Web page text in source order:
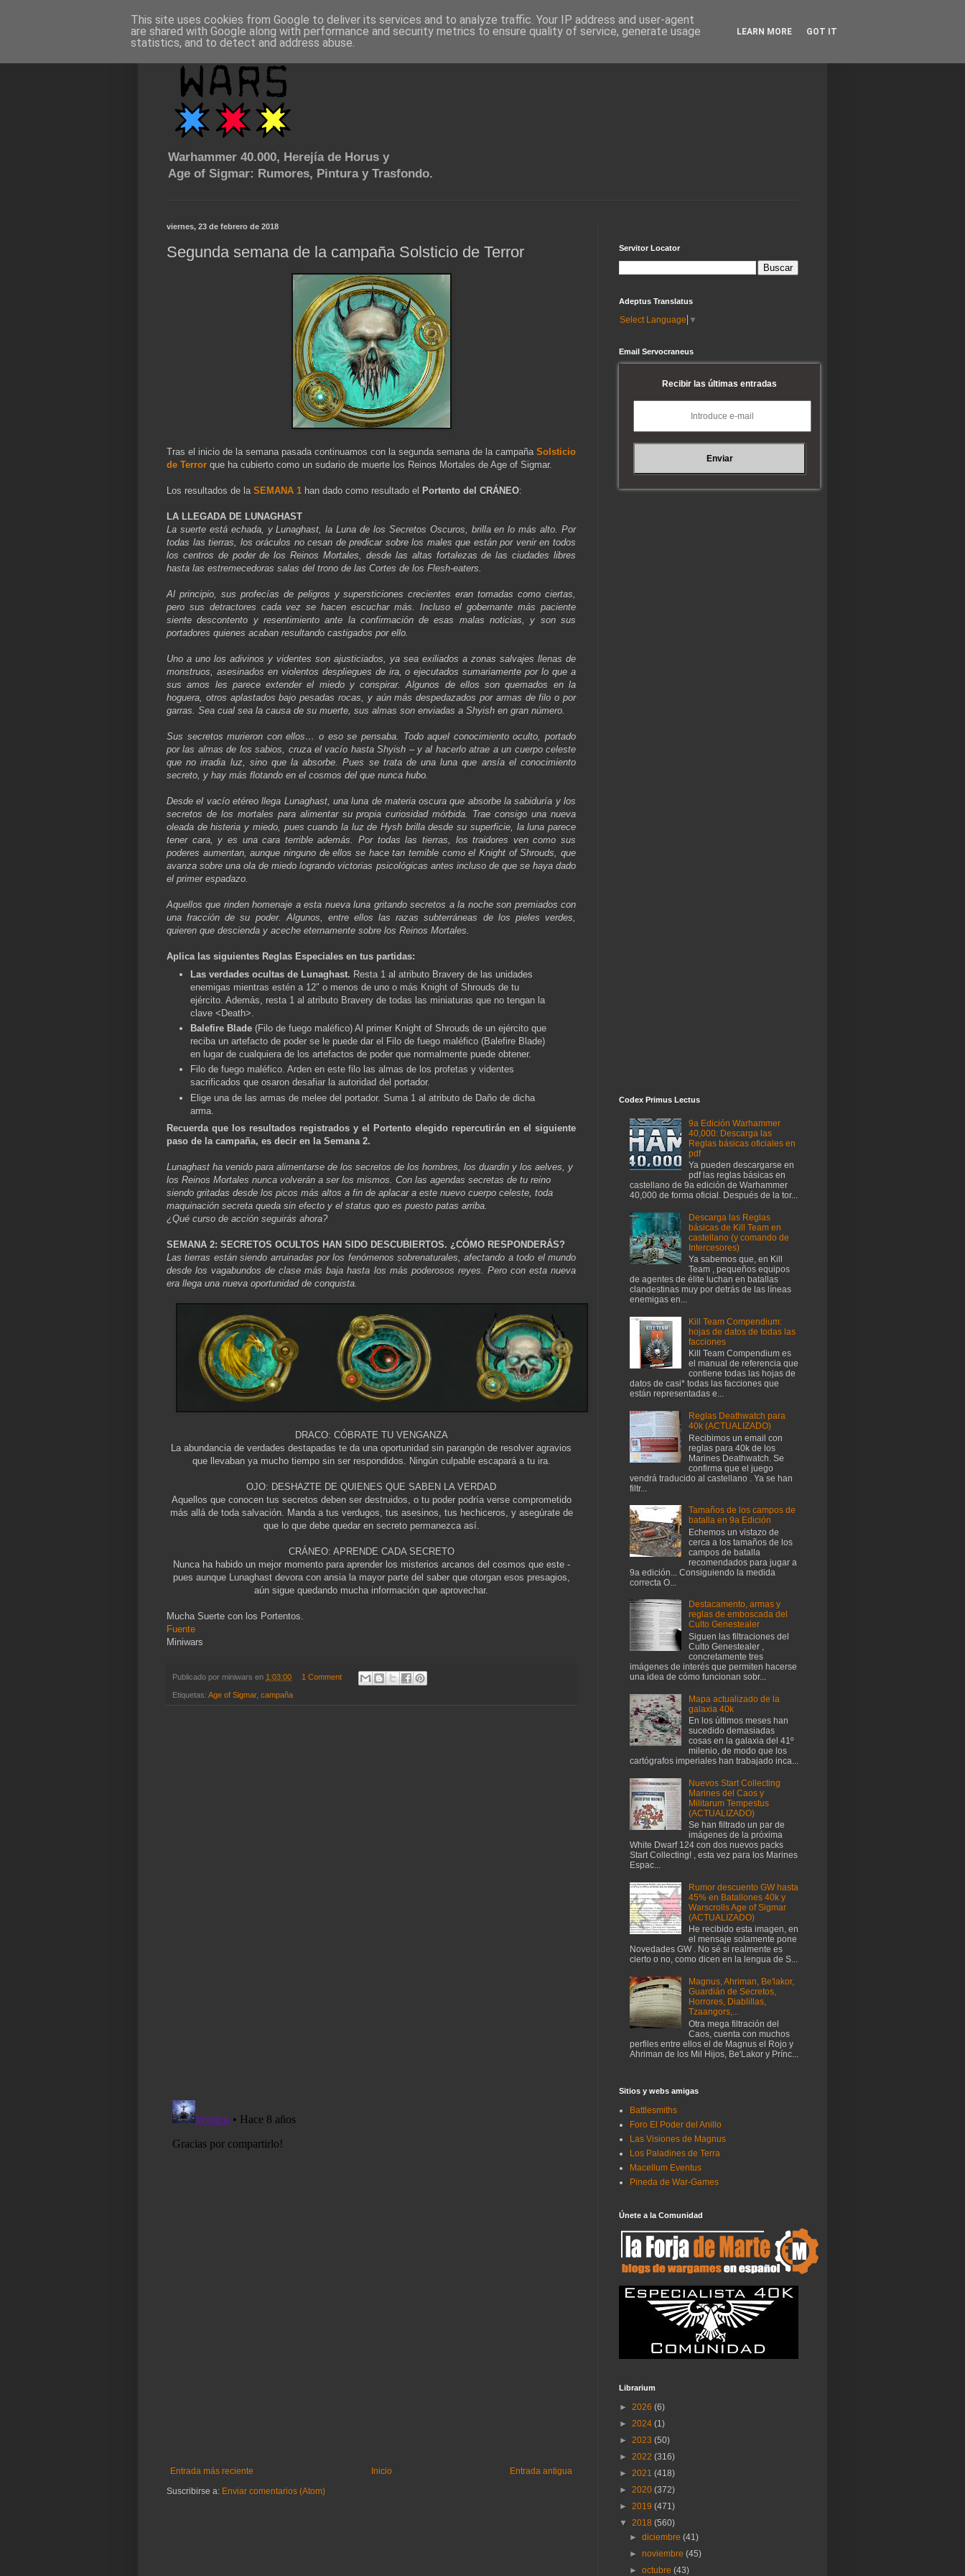
Warhammer 40.000, Herejía de Horus y
Age of Sigmar: Rumores, Pintura y Trasfondo.
viernes, 23 de febrero de 2018
Segunda semana de la campaña Solsticio de Terror
Tras el inicio de la semana pasada continuamos con la segunda semana de la campaña Solsticio
de Terror que ha cubierto como un sudario de muerte los Reinos Mortales de Age of Sigmar.
Los resultados de la SEMANA 1 han dado como resultado el Portento del CRÁNEO:
LA LLEGADA DE LUNAGHAST
La suerte está echada, y Lunaghast, la Luna de los Secretos Oscuros, brilla en lo más alto. Por
todas las tierras, los oráculos no cesan de predicar sobre los males que están por venir en todos
los centros de poder de los Reinos Mortales, desde las altas fortalezas de las ciudades libres
hasta las estremecedoras salas del trono de las Cortes de los Flesh-eaters.
Al principio, sus profecías de peligros y supersticiones crecientes eran tomadas como ciertas,
pero sus detractores cada vez se hacen escuchar más. Incluso el gobernante más paciente
siente descontento y resentimiento ante la confirmación de esas malas noticias, y son sus
portadores quienes acaban resultando castigados por ello.
Uno a uno los adivinos y videntes son ajusticiados, ya sea exiliados a zonas salvajes llenas de
monstruos, asesinados en violentos despliegues de ira, o ejecutados sumariamente por lo que a
sus amos les parece extender el miedo y conspirar. Algunos de ellos son quemados en la
hoguera, otros aplastados bajo pesadas rocas, y aún más despedazados por armas de filo o por
garras. Sea cual sea la causa de su muerte, sus almas son enviadas a Shyish en gran número.
Sus secretos murieron con ellos… o eso se pensaba. Todo aquel conocimiento oculto, portado
por las almas de los sabios, cruza el vacío hasta Shyish – y al hacerlo atrae a un cuerpo celeste
que no irradia luz, sino que la absorbe. Pues se trata de una luna que ansía el conocimiento
secreto, y hay más flotando en el cosmos del que nunca hubo.
Desde el vacío etéreo llega Lunaghast, una luna de materia oscura que absorbe la sabiduría y los
secretos de los mortales para alimentar su propia curiosidad mórbida. Trae consigo una nueva
oleada de histeria y miedo, pues cuando la luz de Hysh brilla desde su superficie, la luna parece
tener cara, y es una cara terrible además. Por todas las tierras, los traidores ven como sus
poderes aumentan, aunque ninguno de ellos se hace tan temible como el Knight of Shrouds, que
avanza sobre una ola de miedo logrando victorias psicológicas antes incluso de que se haya dado
el primer espadazo.
Aquellos que rinden homenaje a esta nueva luna gritando secretos a la noche son premiados con
una fracción de su poder. Algunos, entre ellos las razas subterráneas de los pieles verdes,
quieren que descienda y aceche eternamente sobre los Reinos Mortales.
Aplica las siguientes Reglas Especiales en tus partidas:
Las verdades ocultas de Lunaghast. Resta 1 al atributo Bravery de las unidades
enemigas mientras estén a 12″ o menos de uno o más Knight of Shrouds de tu
ejército. Además, resta 1 al atributo Bravery de todas las miniaturas que no tengan la
clave <Death>.
Balefire Blade (Filo de fuego maléfico) Al primer Knight of Shrouds de un ejército que
reciba un artefacto de poder se le puede dar el Filo de fuego maléfico (Balefire Blade)
en lugar de cualquiera de los artefactos de poder que normalmente puede obtener.
Filo de fuego maléfico. Arden en este filo las almas de los profetas y videntes
sacrificados que osaron desafiar la autoridad del portador.
Elige una de las armas de melee del portador. Suma 1 al atributo de Daño de dicha
arma.
Recuerda que los resultados registrados y el Portento elegido repercutirán en el siguiente
paso de la campaña, es decir en la Semana 2.
Lunaghast ha venido para alimentarse de los secretos de los hombres, los duardin y los aelves, y
los Reinos Mortales nunca volverán a ser los mismos. Con las agendas secretas de tu reino
siendo gritadas desde los picos más altos a fin de aplacar a este nuevo cuerpo celeste, toda
maquinación secreta queda sin efecto y el status quo es puesto patas arriba.
¿Qué curso de acción seguirás ahora?
SEMANA 2: SECRETOS OCULTOS HAN SIDO DESCUBIERTOS. ¿CÓMO RESPONDERÁS?
Las tierras están siendo arruinadas por los fenómenos sobrenaturales, afectando a todo el mundo
desde los vagabundos de clase más baja hasta los más poderosos reyes. Pero con esta nueva
era llega una nueva oportunidad de conquista.
DRACO: CÓBRATE TU VENGANZA
La abundancia de verdades destapadas te da una oportunidad sin parangón de resolver agravios
que llevaban ya mucho tiempo sin ser respondidos. Ningún culpable escapará a tu ira.
OJO: DESHAZTE DE QUIENES QUE SABEN LA VERDAD
Aquellos que conocen tus secretos deben ser destruidos, o tu poder podría verse comprometido
más allá de toda salvación. Manda a tus verdugos, tus asesinos, tus hechiceros, y asegúrate de
que lo que debe quedar en secreto permanezca así.
CRÁNEO: APRENDE CADA SECRETO
Nunca ha habido un mejor momento para aprender los misterios arcanos del cosmos que este -
pues aunque Lunaghast devora con ansia la mayor parte del saber que otorgan esos presagios,
aún sigue quedando mucha información que aprovechar.
Mucha Suerte con los Portentos.
Fuente
Miniwars
Publicado por miniwars en 1:03:00 1 Comment
Etiquetas: Age of Sigmar, campaña
Entrada más reciente Entrada antigua
Inicio
Suscribirse a: Enviar comentarios (Atom)
Servitor Locator
Adeptus Translatus
Select Language ▼
Email Servocraneus
Recibir las últimas entradas
Codex Primus Lectus
9a Edición Warhammer
40,000: Descarga las
Reglas básicas oficiales en
pdf
Ya pueden descargarse en
pdf las reglas básicas en
castellano de 9a edición de Warhammer
40,000 de forma oficial. Después de la tor...
Descarga las Reglas
básicas de Kill Team en
castellano (y comando de
Intercesores)
Ya sabemos que, en Kill
Team , pequeños equipos
de agentes de élite luchan en batallas
clandestinas muy por detrás de las líneas
enemigas en...
Kill Team Compendium:
hojas de datos de todas las
facciones
Kill Team Compendium es
el manual de referencia que
contiene todas las hojas de
datos de casi* todas las facciones que
están representadas e...
Reglas Deathwatch para
40k (ACTUALIZADO)
Recibimos un email con
reglas para 40k de los
Marines Deathwatch. Se
confirma que el juego
vendrá traducido al castellano . Ya se han
filtr...
Tamaños de los campos de
batalla en 9a Edición
Echemos un vistazo de
cerca a los tamaños de los
campos de batalla
recomendados para jugar a
9a edición... Consiguiendo la medida
correcta O...
Destacamento, armas y
reglas de emboscada del
Culto Genestealer
Siguen las filtraciones del
Culto Genestealer ,
concretamente tres
imágenes de interés que permiten hacerse
una idea de cómo funcionan sobr...
Mapa actualizado de la
galaxia 40k
En los últimos meses han
sucedido demasiadas
cosas en la galaxia del 41º
milenio, de modo que los
cartógrafos imperiales han trabajado inca...
Nuevos Start Collecting
Marines del Caos y
Militarum Tempestus
(ACTUALIZADO)
Se han filtrado un par de
imágenes de la próxima
White Dwarf 124 con dos nuevos packs
Start Collecting! , esta vez para los Marines
Espac...
Rumor descuento GW hasta
45% en Batallones 40k y
Warscrolls Age of Sigmar
(ACTUALIZADO)
He recibido esta imagen, en
el mensaje solamente pone
Novedades GW . No sé si realmente es
cierto o no, como dicen en la lengua de S...
Magnus, Ahriman, Be'lakor,
Guardián de Secretos,
Horrores, Diablillas,
Tzaangors,...
Otra mega filtración del
Caos, cuenta con muchos
perfiles entre ellos el de Magnus el Rojo y
Ahriman de los Mil Hijos, Be'Lakor y Prínc...
Sitios y webs amigas
Battlesmiths
Foro El Poder del Anillo
Las Visiones de Magnus
Los Paladines de Terra
Macellum Eventus
Pineda de War-Games
Únete a la Comunidad
Librarium
► 2026 (6)
► 2024 (1)
► 2023 (50)
► 2022 (316)
► 2021 (418)
► 2020 (372)
► 2019 (471)
▼ 2018 (560)
►diciembre(41)
►noviembre(45)
►octubre(43)
This site uses cookies from Google to deliver its services and to analyze traffic. Your IP address and user-agent
are shared with Google along with performance and security metrics to ensure quality of service, generate usage
statistics, and to detect and address abuse.
LEARN MORE GOT IT